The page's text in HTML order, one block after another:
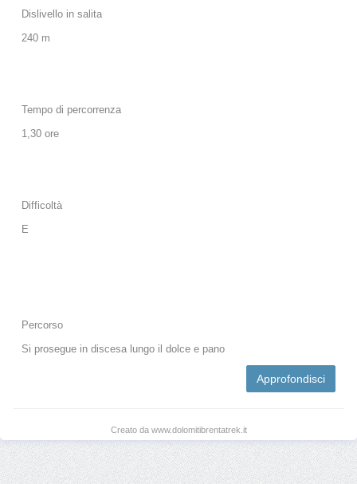
Dislivello in salita
240 m
Tempo di percorrenza
1,30 ore
Difficoltà
E
Percorso
Si prosegue in discesa lungo il dolce e pano
Approfondisci
Creato da www.dolomitibrentatrek.it